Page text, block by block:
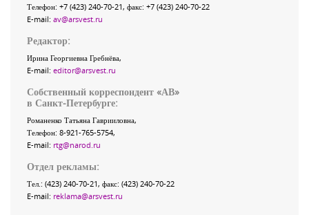
Телефон: +7 (423) 240-70-21, факс: +7 (423) 240-70-22
E-mail: av@arsvest.ru
Редактор:
Ирина Георгиевна Гребнёва,
E-mail: editor@arsvest.ru
Собственный корреспондент «АВ»
в Санкт-Петербурге:
Романенко Татьяна Гаврииловна,
Телефон: 8-921-765-5754,
E-mail: rtg@narod.ru
Отдел рекламы:
Тел.: (423) 240-70-21, факс: (423) 240-70-22
E-mail: reklama@arsvest.ru